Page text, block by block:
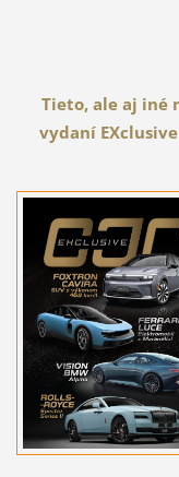
Tieto, ale aj iné
vydaní